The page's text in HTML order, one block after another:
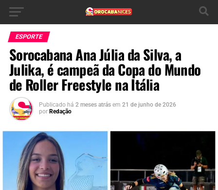
ESPORTE
Sorocabana Ana Júlia da Silva, a
Julika, é campeã da Copa do Mundo
de Roller Freestyle na Itália
Publicado há 2 meses atrás em 21 de junho de 2026
por Redação